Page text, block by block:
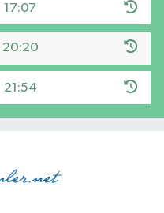
17:07
20:20
21:54